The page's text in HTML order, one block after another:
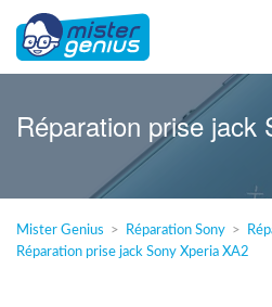
Réparations –
Magasins
Réparation prise jack
Mister Genius Réparation Sony
Réparation prise jack Sony Xperia XA2